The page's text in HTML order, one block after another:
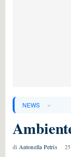
NEWS »
di Antonella Petris